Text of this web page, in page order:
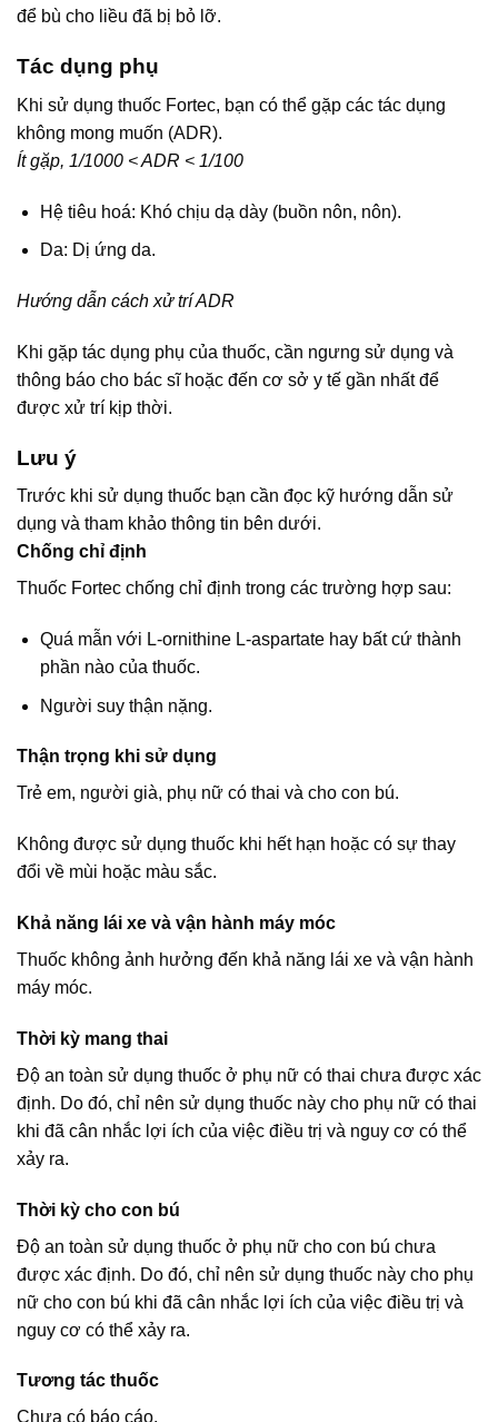
để bù cho liều đã bị bỏ lỡ.
Tác dụng phụ
Khi sử dụng thuốc Fortec, bạn có thể gặp các tác dụng
không mong muốn (ADR).
Ít gặp, 1/1000 < ADR < 1/100
Hệ tiêu hoá: Khó chịu dạ dày (buồn nôn, nôn).
Da: Dị ứng da.
Hướng dẫn cách xử trí ADR
Khi gặp tác dụng phụ của thuốc, cần ngưng sử dụng và
thông báo cho bác sĩ hoặc đến cơ sở y tế gần nhất để
được xử trí kịp thời.
Lưu ý
Trước khi sử dụng thuốc bạn cần đọc kỹ hướng dẫn sử
dụng và tham khảo thông tin bên dưới.
Chống chỉ định
Thuốc Fortec chống chỉ định trong các trường hợp sau:
Quá mẫn với L-ornithine L-aspartate hay bất cứ thành
phần nào của thuốc.
Người suy thận nặng.
Thận trọng khi sử dụng
Trẻ em, người già, phụ nữ có thai và cho con bú.
Không được sử dụng thuốc khi hết hạn hoặc có sự thay
đổi về mùi hoặc màu sắc.
Khả năng lái xe và vận hành máy móc
Thuốc không ảnh hưởng đến khả năng lái xe và vận hành
máy móc.
Thời kỳ mang thai
Độ an toàn sử dụng thuốc ở phụ nữ có thai chưa được xác
định. Do đó, chỉ nên sử dụng thuốc này cho phụ nữ có thai
khi đã cân nhắc lợi ích của việc điều trị và nguy cơ có thể
xảy ra.
Thời kỳ cho con bú
Độ an toàn sử dụng thuốc ở phụ nữ cho con bú chưa
được xác định. Do đó, chỉ nên sử dụng thuốc này cho phụ
nữ cho con bú khi đã cân nhắc lợi ích của việc điều trị và
nguy cơ có thể xảy ra.
Tương tác thuốc
Chưa có báo cáo.